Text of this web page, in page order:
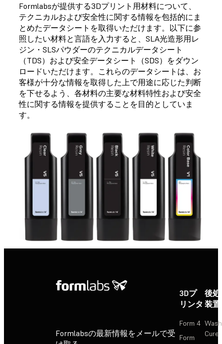
安全データシート
ご指定材料の安全データシートはまだご用意できてお
りません。
Formlabsが提供する3Dプリント用材料について、
テクニカルおよび安全性に関する情報を包括的にま
とめたデータシートを取得いただけます。以下に参
照したい材料と言語を入力すると、SLA光造形用レ
ジン・SLSパウダーのテクニカルデータシート
（TDS）および安全データシート（SDS）をダウン
ロードいただけます。これらのデータシートは、お
客様が十分な情報を取得した上で用途に応じた判断
を下せるよう、各材料の主要な材料特性および安全
性に関する情報を提供することを目的としていま
す。
Formlabsの最新情報をメールで受
3Dプ
リンタ
Form 4
Form
後
装置
Cure